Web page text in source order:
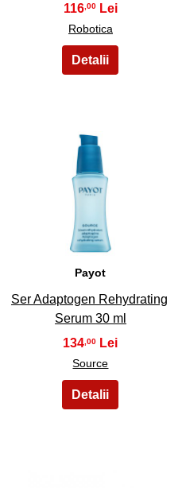
116,00
Robotica
Payot
Ser Adaptogen Rehydrating
Serum 30 ml
134 ,00
Source